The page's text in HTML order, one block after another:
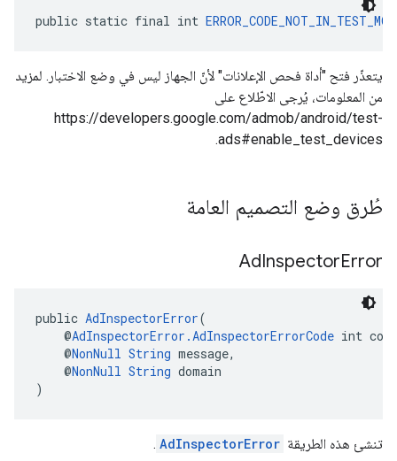
public static final int
يتعذّر فتح "أداة فحص الإعلانات" لأنّ الجهاز ليس في وضع الاختبار. لمزيد
من المعلومات، يُرجى الاطّلاع على
https://developers.google.com/admob/android/test-
ads#enable_test_devices.
طُرق وضع التصميم العامة
AdInspectorError
public AdInspectorError(
@AdInspectorError.AdInspectorErrorCode int
@NonNull String message,
@NonNull String domain
)
تنشئ هذه الطريقة AdInspectorError
.